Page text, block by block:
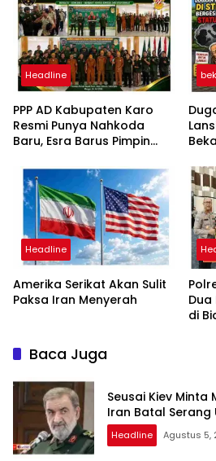
Headline
PPP AD Kabupaten Karo
Resmi Punya Nahkoda
Baru, Esra Barus Pimpin
dan
Headline
Amerika Serikat Akan Sulit
Paksa Iran Menyerah
di
Baca Juga
Seusai Kiev Minta
Iran Batal Serang
Headline Agustus 5,